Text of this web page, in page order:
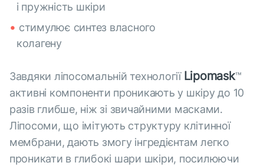
і пружність шкіри
стимулює синтез власного
колагену
Завдяки ліпосомальній технології Lipomask™
активні компоненти проникають у шкіру до 10
разів глибше, ніж зі звичайними масками.
Ліпосоми, що імітують структуру клітинної
мембрани, дають змогу інгредієнтам легко
проникати в глибокі шари шкіри, посилюючи